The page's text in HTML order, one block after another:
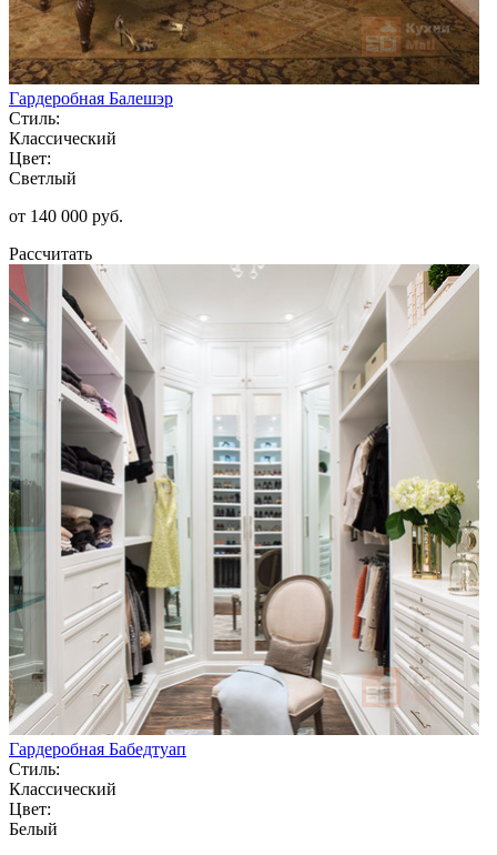
Гардеробная Балешэр
Стиль:
Классический
Цвет:
Светлый
от 140 000 руб.
Рассчитать
Гардеробная Бабедтуап
Стиль:
Классический
Цвет:
Белый